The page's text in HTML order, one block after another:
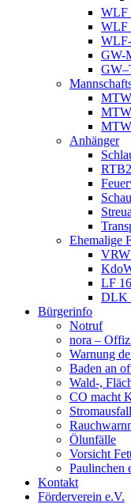
WLF
WLF
GW-
Anhänger
Ehemalige
VRW
LF
DLK
Bürgerinfo
Notruf
nora –
Warnung
Baden an
Wald-,
CO macht
Stromausfall
Ölunfälle
Vorsicht
Paulinchen
Kontakt
Förderverein e.V.